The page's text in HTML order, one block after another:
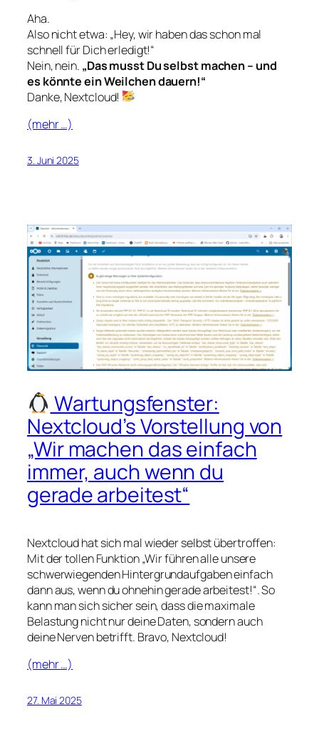
Aha.
Also nicht etwa: „Hey, wir haben das schon mal
schnell für Dich erledigt!“
Nein, nein. „Das musst Du selbst machen – und
es könnte ein Weilchen dauern!“
Danke, Nextcloud!
(mehr …)
3. Juni 2025
Wartungsfenster:
Nextcloud’s Vorstellung von
„Wir machen das einfach
immer, auch wenn du
gerade arbeitest“
Nextcloud hat sich mal wieder selbst übertroffen:
Mit der tollen Funktion „Wir führen alle unsere
schwerwiegenden Hintergrundaufgaben einfach
dann aus, wenn du ohnehin gerade arbeitest!“. So
kann man sich sicher sein, dass die maximale
Belastung nicht nur deine Daten, sondern auch
deine Nerven betrifft. Bravo, Nextcloud!
(mehr …)
27. Mai 2025